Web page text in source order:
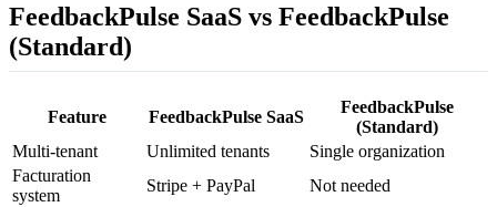
FeedbackPulse SaaS vs FeedbackPulse
(Standard)
Feature FeedbackPulse SaaS
FeedbackPulse
(Standard)
Multi-tenant
Unlimited tenants
Single organization
Facturation
system
Stripe + PayPal
Not needed